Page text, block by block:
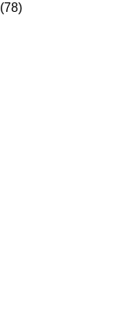
(78)